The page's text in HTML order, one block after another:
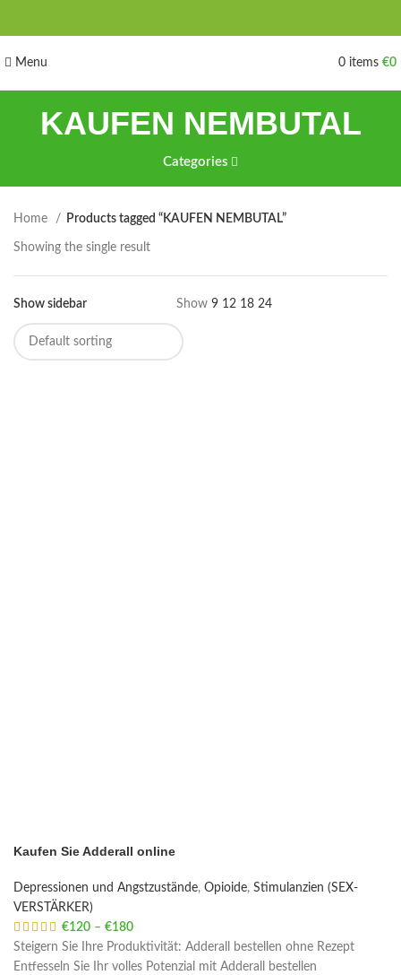
Menu 0 items €0
KAUFEN NEMBUTAL
Categories
Home Products tagged “KAUFEN NEMBUTAL”
Showing the single result
Show sidebar Show 9 12 18 24
Kaufen Sie Adderall online
Depressionen und Angstzustände, Opioide, Stimulanzien (SEX-
VERSTÄRKER)
€120 – €180
Steigern Sie Ihre Produktivität: Adderall bestellen ohne Rezept
Entfesseln Sie Ihr volles Potenzial mit Adderall bestellen